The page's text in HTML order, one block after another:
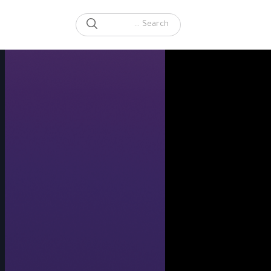
Search for:
SEARCH